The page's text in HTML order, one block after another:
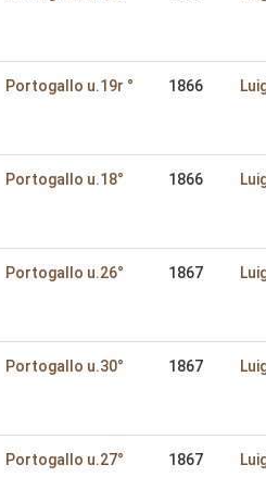
Portogallo u.19r ° 1866
Portogallo u.18° 1866
Portogallo u.26° 1867
Portogallo u.30° 1867
Portogallo u.27° 1867